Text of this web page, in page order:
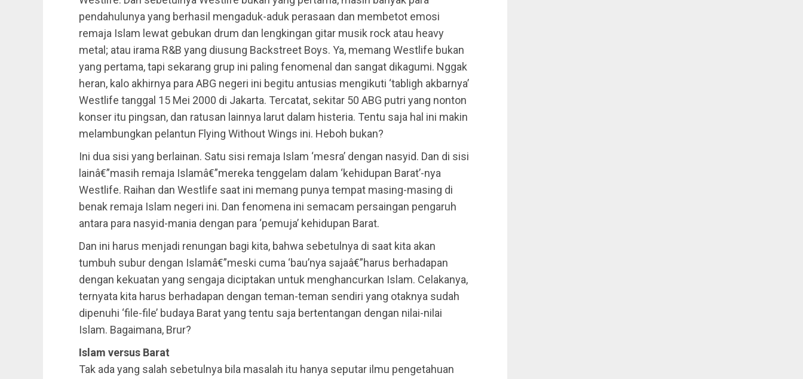
pendahulunya yang berhasil mengaduk-aduk perasaan dan membetot emosi
remaja Islam lewat gebukan drum dan lengkingan gitar musik rock atau heavy
metal; atau irama R&B yang diusung Backstreet Boys. Ya, memang Westlife bukan
yang pertama, tapi sekarang grup ini paling fenomenal dan sangat dikagumi. Nggak
heran, kalo akhirnya para ABG negeri ini begitu antusias mengikuti ‘tabligh akbarnya’
Westlife tanggal 15 Mei 2000 di Jakarta. Tercatat, sekitar 50 ABG putri yang nonton
konser itu pingsan, dan ratusan lainnya larut dalam histeria. Tentu saja hal ini makin
melambungkan pelantun Flying Without Wings ini. Heboh bukan?
Ini dua sisi yang berlainan. Satu sisi remaja Islam ‘mesra’ dengan nasyid. Dan di sisi
lainâ€”masih remaja Islamâ€”mereka tenggelam dalam ‘kehidupan Barat’-nya
Westlife. Raihan dan Westlife saat ini memang punya tempat masing-masing di
benak remaja Islam negeri ini. Dan fenomena ini semacam persaingan pengaruh
antara para nasyid-mania dengan para ‘pemuja’ kehidupan Barat.
Dan ini harus menjadi renungan bagi kita, bahwa sebetulnya di saat kita akan
tumbuh subur dengan Islamâ€”meski cuma ‘bau’nya sajaâ€”harus berhadapan
dengan kekuatan yang sengaja diciptakan untuk menghancurkan Islam. Celakanya,
ternyata kita harus berhadapan dengan teman-teman sendiri yang otaknya sudah
dipenuhi ‘file-file’ budaya Barat yang tentu saja bertentangan dengan nilai-nilai
Islam. Bagaimana, Brur?
Islam versus Barat
Tak ada yang salah sebetulnya bila masalah itu hanya seputar ilmu pengetahuan